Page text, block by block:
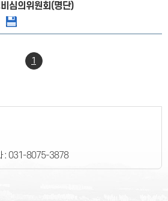
심의위원회(명단)
1
: 031-8075-3878